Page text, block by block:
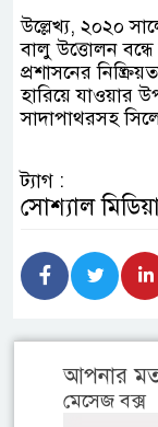
উল্লেখ্য, ২০২০
বালু উত্তোলন বন্ধে
প্রশাসনের
হারিয়ে যাওয়ার
সাদাপাথরসহ
ট্যাগ :
সোশ্যাল
আপনার
মেসেজ বক্স